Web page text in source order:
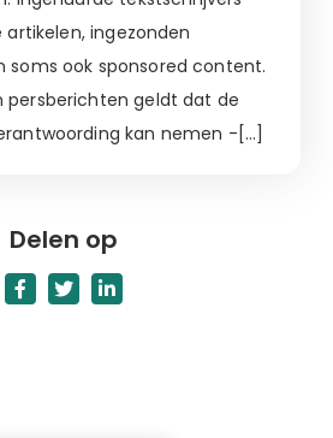
artikelen, ingezonden
soms ook sponsored content.
persberichten geldt dat de
kan nemen -[…]
Delen op